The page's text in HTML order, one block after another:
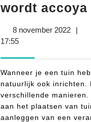
wordt
8 november 20228
|
17:55
Wanneer je een tuin
natuurlijk ook inrichten.
verschillende
aan het plaatsen van
aanleggen van een